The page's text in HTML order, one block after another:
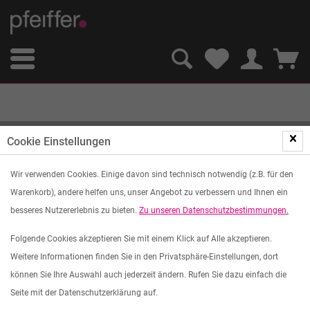
Cookie Einstellungen
Wir verwenden Cookies. Einige davon sind technisch notwendig (z.B. für den
Warenkorb), andere helfen uns, unser Angebot zu verbessern und Ihnen ein
besseres Nutzererlebnis zu bieten. Zu unseren Datenschutzbestimmungen.
Folgende Cookies akzeptieren Sie mit einem Klick auf Alle akzeptieren.
Weitere Informationen finden Sie in den Privatsphäre-Einstellungen, dort
können Sie Ihre Auswahl auch jederzeit ändern. Rufen Sie dazu einfach die
Seite mit der Datenschutzerklärung auf.